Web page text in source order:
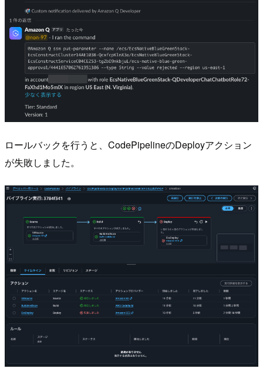
ロールバックを行うと、CodePipelineのDeployアクション
が失敗しました。